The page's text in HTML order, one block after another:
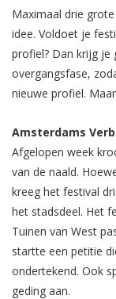
Maximaal drie
idee. Voldoet je
profiel? Dan krijg je
overgangsfase,
nieuwe profiel.
Amsterdams
Afgelopen week
van de naald.
kreeg het festival
het stadsdeel. Het
Tuinen van West
startte een petitie
ondertekend. Ook
geding aan.